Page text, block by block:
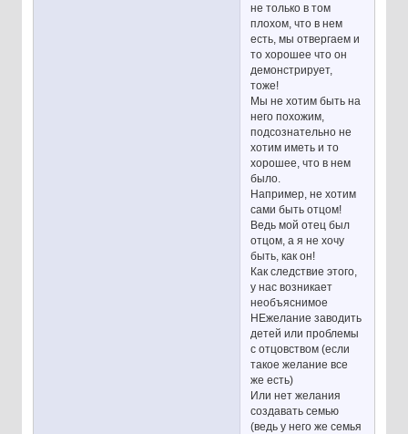
не только в том
плохом, что в нем
есть, мы отвергаем и
то хорошее что он
демонстрирует,
тоже!
Мы не хотим быть на
него похожим,
подсознательно не
хотим иметь и то
хорошее, что в нем
было.
Например, не хотим
сами быть отцом!
Ведь мой отец был
отцом, а я не хочу
быть, как он!
Как следствие этого,
у нас возникает
необъяснимое
НЕжелание заводить
детей или проблемы
с отцовством (если
такое желание все
же есть)
Или нет желания
создавать семью
(ведь у него же семья